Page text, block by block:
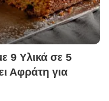
9 Υλικά σε 5
Αφράτη για